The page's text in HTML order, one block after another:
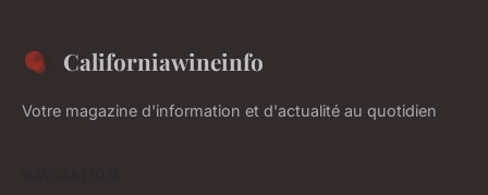
Californiawineinfo
Votre magazine d'information et d'actualité au quotidien